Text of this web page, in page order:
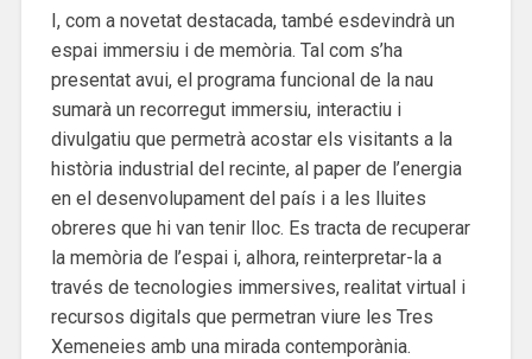
I, com a novetat destacada, també esdevindrà un
espai immersiu i de memòria. Tal com s’ha
presentat avui, el programa funcional de la nau
sumarà un recorregut immersiu, interactiu i
divulgatiu que permetrà acostar els visitants a la
història industrial del recinte, al paper de l’energia
en el desenvolupament del país i a les lluites
obreres que hi van tenir lloc. Es tracta de recuperar
la memòria de l’espai i, alhora, reinterpretar-la a
través de tecnologies immersives, realitat virtual i
recursos digitals que permetran viure les Tres
Xemeneies amb una mirada contemporània.